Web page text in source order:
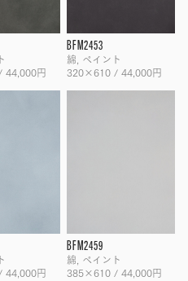
円
BFM2453
綿, ペイント
320×610 / 44,000円
円
BFM2459
綿, ペイント
385×610 / 44,000円